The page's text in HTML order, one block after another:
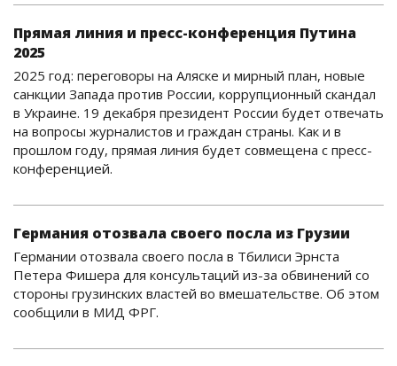
Прямая линия и пресс-конференция Путина
2025
2025 год: переговоры на Аляске и мирный план, новые
санкции Запада против России, коррупционный скандал
в Украине. 19 декабря президент России будет отвечать
на вопросы журналистов и граждан страны. Как и в
прошлом году, прямая линия будет совмещена с пресс-
конференцией.
Германия отозвала своего посла из Грузии
Германии отозвала своего посла в Тбилиси Эрнста
Петера Фишера для консультаций из-за обвинений со
стороны грузинских властей во вмешательстве. Об этом
сообщили в МИД ФРГ.